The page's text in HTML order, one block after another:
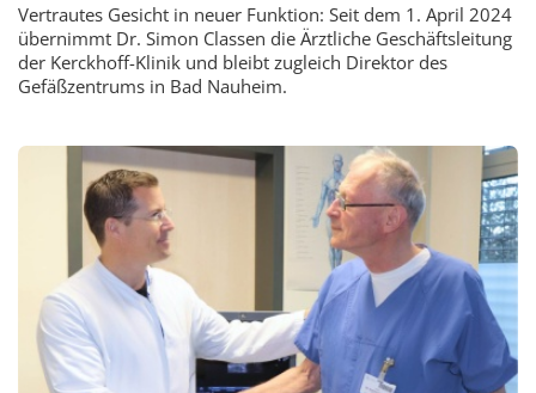
Vertrautes Gesicht in neuer Funktion: Seit dem 1. April 2024
übernimmt Dr. Simon Classen die Ärztliche Geschäftsleitung
der Kerckhoff-Klinik und bleibt zugleich Direktor des
Gefäßzentrums in Bad Nauheim.